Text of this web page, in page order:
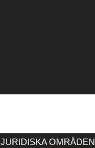
JURIDISKA OMRÅDEN